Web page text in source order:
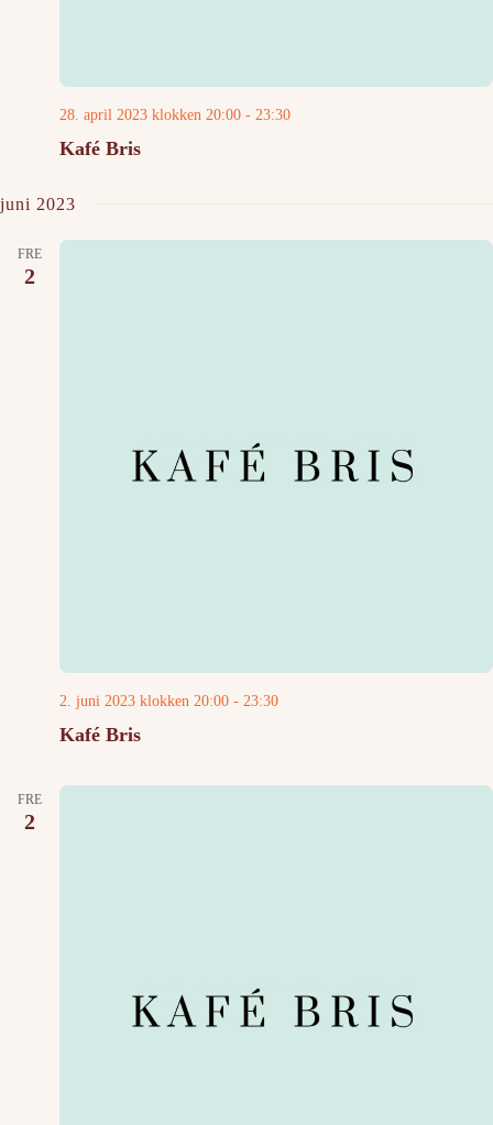
Kafé Bris
28. april 2023 klokken 20:00 - 23:30
juni 2023
FRE
2
Kafé Bris
2. juni 2023 klokken 20:00 - 23:30
FRE
2